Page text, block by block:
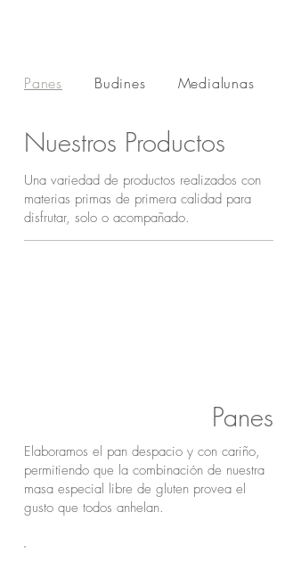
Nuestros Productos
Una variedad de productos realizados con
materias primas de primera calidad para
disfrutar, solo o acompañado.
Panes
Elaboramos el pan despacio y con cariño,
permitiendo que la combinación de nuestra
masa especial libre de gluten provea el
gusto que todos anhelan.
Panes Budines Medialunas